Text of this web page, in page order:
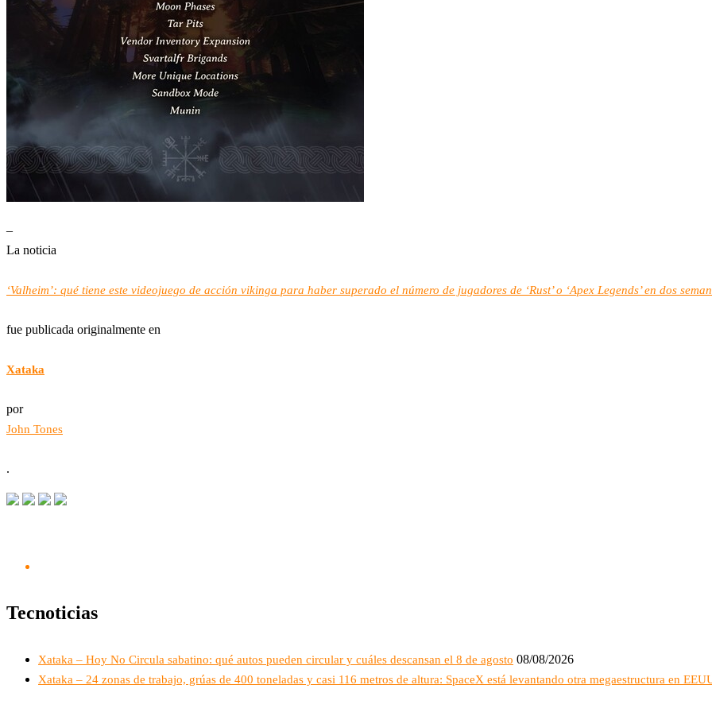
–
La noticia
‘Valheim’: qué tiene este videojuego de acción vikinga para haber superado el número de jugadores de ‘Rust’ o ‘Apex Legends’ en dos
fue publicada originalmente en
Xataka
por
John Tones
.
Tecnoticias
Xataka – Hoy No Circula sabatino: qué autos pueden circular y cuáles descansan el 8 de agosto 08/08/2026
Xataka – 24 zonas de trabajo, grúas de 400 toneladas y casi 116 metros de altura: SpaceX está levantando otra megaestructura en